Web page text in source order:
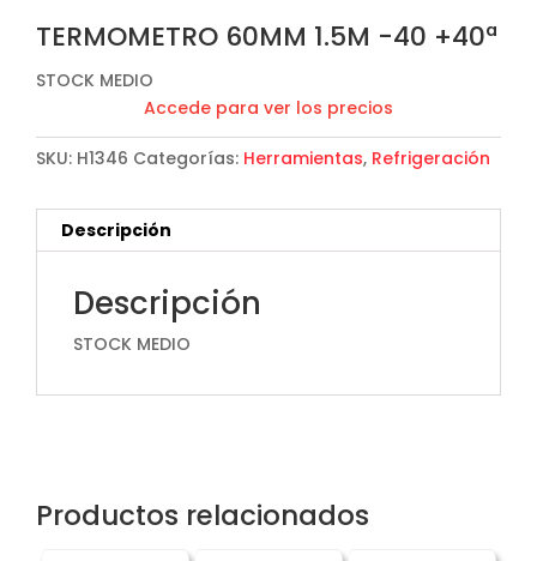
TERMOMETRO 60MM 1.5M -40 +40ª
STOCK MEDIO
Accede para ver los precios
SKU: H1346 Categorías: Herramientas, Refrigeración
Descripción
Descripción
STOCK MEDIO
Productos relacionados